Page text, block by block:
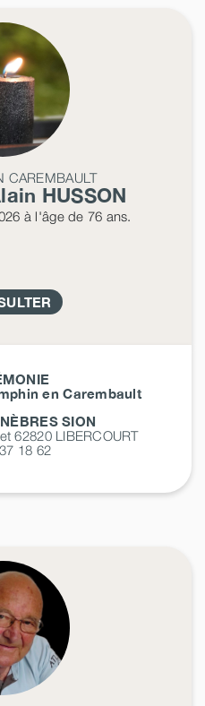
CAREMBAULT
HUSSON
à l'âge de 76 ans.
en Carembault
SION
62820 LIBERCOURT
18 62